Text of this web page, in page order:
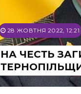
28 ЖОВТНЯ 2022, 12:21
НА ЧЕСТЬ